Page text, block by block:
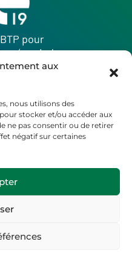
aux
nous utilisons des
stocker et/ou accéder aux
ne pas consentir ou de retirer
négatif sur certaines
pour
réussie !